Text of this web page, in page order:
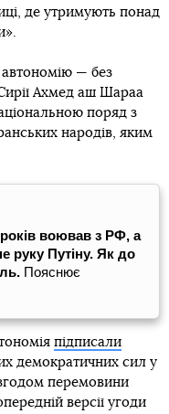
де утримують понад
— без
Ахмед аш Шараа
поряд з
народів, яким
воював з РФ, а
руку Путіну. Як до
Пояснює
підписали
демократичних сил у
перемовини
версії угоди